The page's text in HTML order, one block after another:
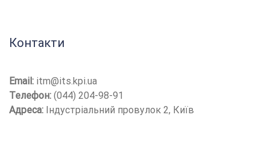
Контакти
Email: itm@its.kpi.ua
Телефон: (044) 204-98-91
Адреса: Індустріальний провулок 2, Київ